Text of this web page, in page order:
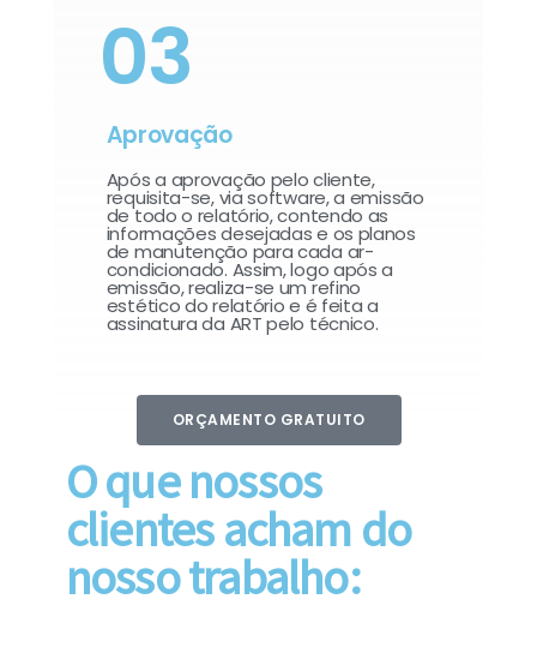
03
Aprovação
Após a aprovação pelo cliente,
requisita-se, via software, a emissão
de todo o relatório, contendo as
informações desejadas e os planos
de manutenção para cada ar-
condicionado. Assim, logo após a
emissão, realiza-se um refino
estético do relatório e é feita a
assinatura da ART pelo técnico.
ORÇAMENTO GRATUITO
O que nossos
clientes acham do
nosso trabalho: